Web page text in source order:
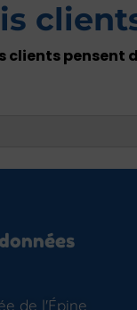
clients pensent
de l'Épine